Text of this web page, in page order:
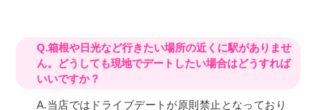
Q.箱根や日光など行きたい場所の近くに駅がありませ
ん。どうしても現地でデートしたい場合はどうすれば
いいですか？
A.当店ではドライブデートが原則禁止となっており